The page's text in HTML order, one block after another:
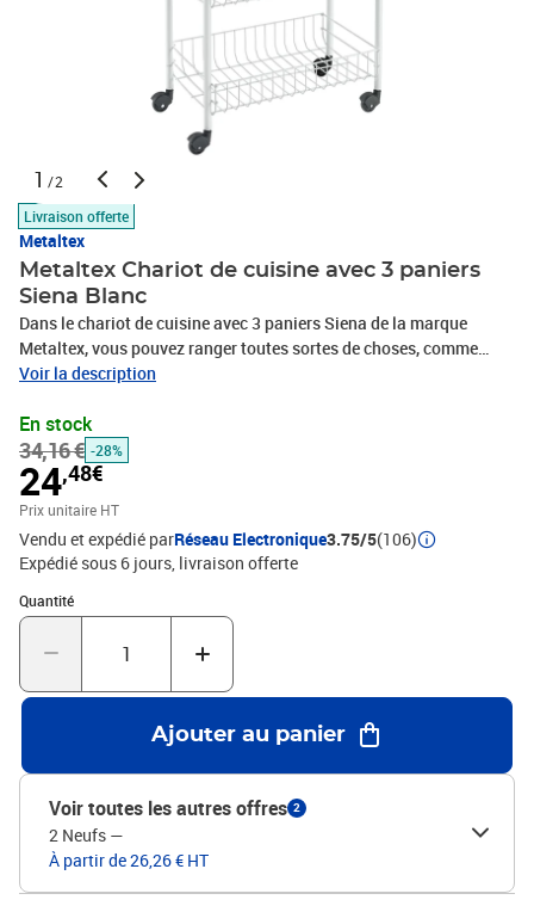
1 /2
Livraison offerte
Metaltex
Metaltex Chariot de cuisine avec 3 paniers
Siena Blanc
Dans le chariot de cuisine avec 3 paniers Siena de la marque
Metaltex, vous pouvez ranger toutes sortes de choses, comme
nourriture, boissons et produits de nettoyage. Vous pouvez
bain pour ranger les détergents, le savon et le shampoing. Même
dans votre garage, le chariot roulant peut être utilisé pour stocker
des articles tels que des produits de jardin. Une nouvelle
conception brevetée permet de connecter facilement les
différentes parties du chariot de cuisine sans outils. À l'aide de
roues, le support de stockage est facile à déplacer.Couleur :
blancMatériau : AcierDimensions : 41 x 23 x 63 cm (L x l x H)Avec 3
paniers et 4 rouesFacile à assembler sans outilsDéplacement
facile et rapide
Voir la description
En stock
34,16 € -28%
24,48€
Prix unitaire HT
Vendu et expédié parRéseau Electronique3.75/5(106)
Expédié sous 6 jours livraison offerte
Quantité
Quantité : 1
Ajouter au panier
Voir toutes les autres offres 2
2 Neufs —
À partir de 26,26 € HT